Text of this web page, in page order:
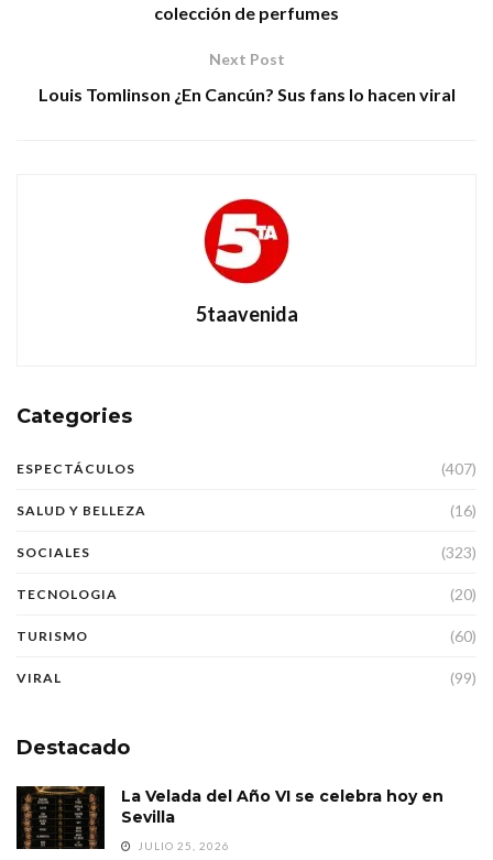
colección de perfumes
Next Post
Louis Tomlinson ¿En Cancún? Sus fans lo hacen viral
5taavenida
Categories
ESPECTÁCULOS (407)
SALUD Y BELLEZA (16)
SOCIALES (323)
TECNOLOGIA (20)
TURISMO (60)
VIRAL (99)
Destacado
La Velada del Año VI se celebra hoy en
Sevilla
JULIO 25, 2026